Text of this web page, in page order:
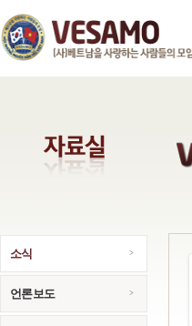
소식
언론보도